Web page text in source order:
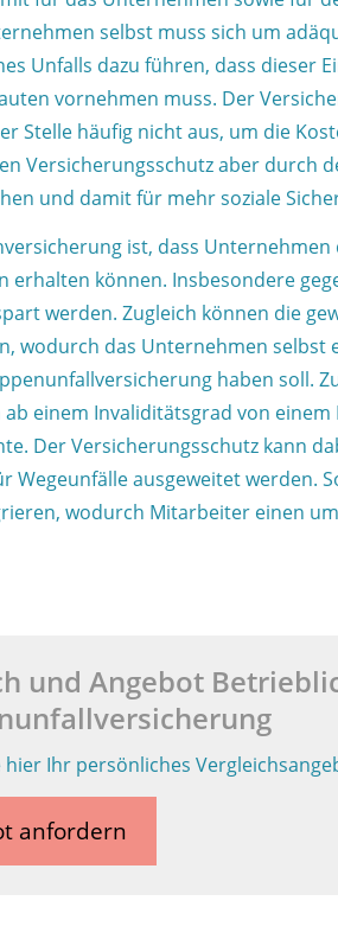
selbst muss sich um
Unfalls dazu führen, dass dieser
vornehmen muss. Der
Stelle häufig nicht aus, um die
Versicherungsschutz aber durch
und damit für mehr soziale
ist, dass
können. Insbesondere
werden. Zugleich können die
wodurch das Unternehmen selbst
haben soll.
einem Invaliditätsgrad von
Der Versicherungsschutz kann
Wegeunfälle ausgeweitet werden.
wodurch Mitarbeiter einen
und Angebot
hier Ihr persönliches
anfordern